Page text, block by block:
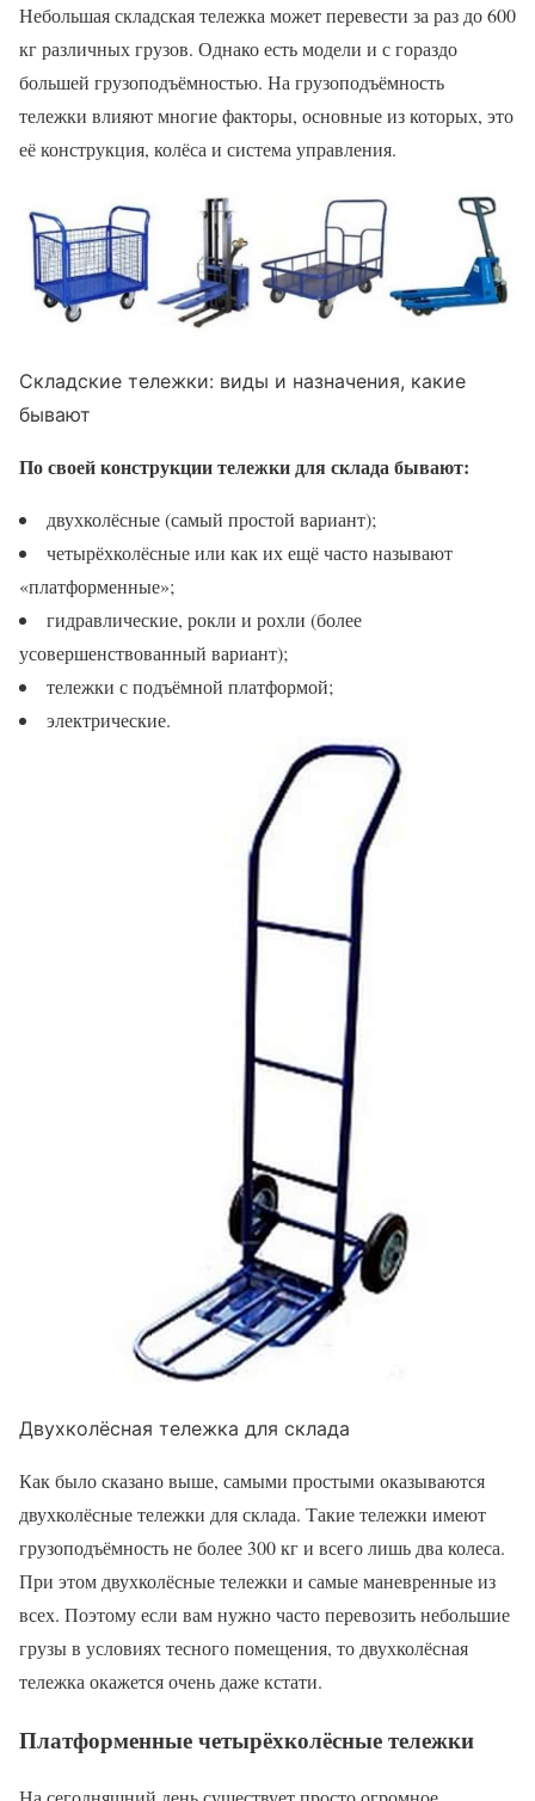
Небольшая складская тележка может перевести за раз до 600
кг различных грузов. Однако есть модели и с гораздо
большей грузоподъёмностью. На грузоподъёмность
тележки влияют многие факторы, основные из которых, это
её конструкция, колёса и система управления.
Складские тележки: виды и назначения, какие
бывают
По своей конструкции тележки для склада бывают:
двухколёсные (самый простой вариант);
четырёхколёсные или как их ещё часто называют
«платформенные»;
гидравлические, рокли и рохли (более
усовершенствованный вариант);
тележки с подъёмной платформой;
электрические.
Двухколёсная тележка для склада
Как было сказано выше, самыми простыми оказываются
двухколёсные тележки для склада. Такие тележки имеют
грузоподъёмность не более 300 кг и всего лишь два колеса.
При этом двухколёсные тележки и самые маневренные из
всех. Поэтому если вам нужно часто перевозить небольшие
грузы в условиях тесного помещения, то двухколёсная
тележка окажется очень даже кстати.
Платформенные четырёхколёсные тележки